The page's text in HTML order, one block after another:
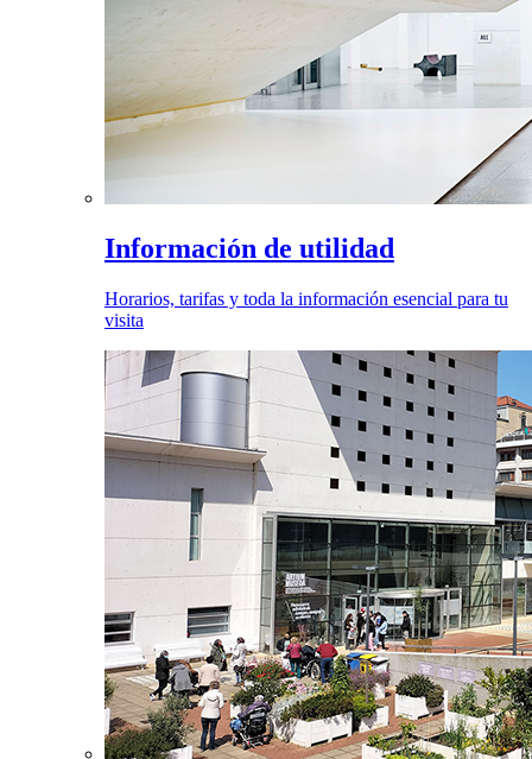
Información de utilidad
Horarios, tarifas y toda la información esencial para tu
visita